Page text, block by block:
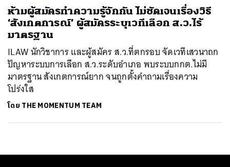
ห้ามผู้สมัครทำความรู้จักกัน ไม่ชัดเจนเรื่องวิธี
‘สังเกตการณ์’ ผู้สมัครระบุเวทีเลือก ส.ว.ไร้
มาตรฐาน
ILAW นักวิชาการ และผู้สมัคร ส.ว.ที่ตกรอบ จัดเวทีเสวนาถก
ปัญหาระบบการเลือก ส.ว.ระดับอำเภอ พบระบบกกต.ไม่มี
มาตรฐาน สังเกตการณ์ยาก จนถูกตั้งคำถามเรื่องความ
โปร่งใส
โดย THE MOMENTUM TEAM